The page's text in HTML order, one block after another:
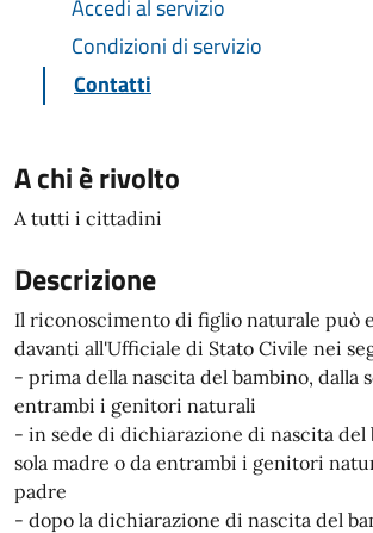
Accedi al servizio
Condizioni di servizio
Contatti
A chi è rivolto
A tutti i cittadini
Descrizione
Il riconoscimento di figlio naturale può
davanti all'Ufficiale di Stato Civile nei
- prima della nascita del bambino, dalla
entrambi i genitori naturali
- in sede di dichiarazione di nascita del
sola madre o da entrambi i genitori
padre
- dopo la dichiarazione di nascita del